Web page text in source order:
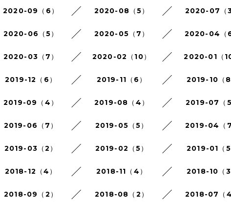
2020-09（6） 2020-08（5） 2020-07（3
2020-06（5） 2020-05（7） 2020-04（6
2020-03（7） 2020-02（10） 2020-01（10
2019-12（6） 2019-11（6） 2019-10（8
2019-09（4） 2019-08（4） 2019-07（5
2019-06（7） 2019-05（5） 2019-04（7
2019-03（2） 2019-02（5） 2019-01（5
2018-12（4） 2018-11（4） 2018-10（3
2018-09（2） 2018-08（2） 2018-07（4